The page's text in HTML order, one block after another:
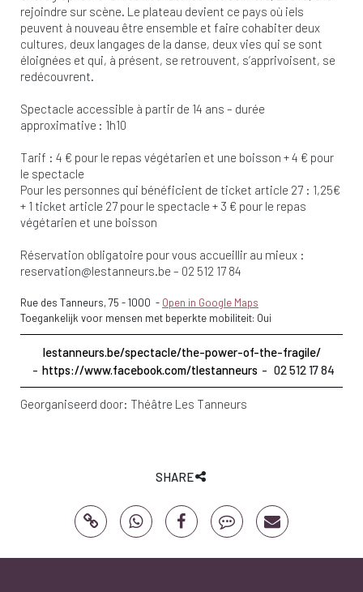
rejoindre sur scène. Le plateau devient ce pays où iels
peuvent à nouveau être ensemble et faire cohabiter deux
cultures, deux langages de la danse, deux vies qui se sont
éloignées et qui, à présent, se retrouvent, s’apprivoisent, se
redécouvrent.
Spectacle accessible à partir de 14 ans – durée
approximative : 1h10
Tarif : 4 € pour le repas végétarien et une boisson + 4 € pour
le spectacle
Pour les personnes qui bénéficient de ticket article 27 : 1,25€
+ 1 ticket article 27 pour le spectacle + 3 € pour le repas
végétarien et une boisson
Réservation obligatoire pour vous accueillir au mieux :
reservation@lestanneurs.be – 02 512 17 84
Rue des Tanneurs, 75 -1000 - Open in Google Maps
Toegankelijk voor mensen met beperkte mobiliteit: Oui
lestanneurs.be/spectacle/the-power-of-the-fragile/
https://www.facebook.com/tlestanneurs
02 512 17 84
Georganiseerd door: Théâtre Les Tanneurs
SHARE